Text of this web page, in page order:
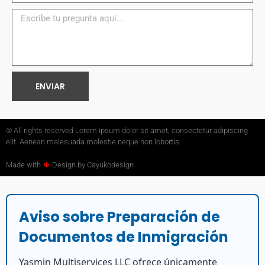
ENVIAR
© All rights reserved Lorem ipsum dolor sit amet, consectetur adipiscing
elit. Aenean malesuada molestie neque non lobortis.
Made with 🌵 Design by Cayukodesign
Aviso sobre Preparación de
Documentos de Inmigración
Yasmin Multiservices LLC ofrece únicamente